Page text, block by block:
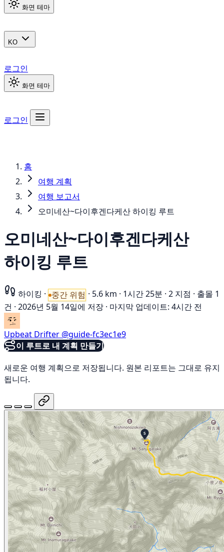
화면 테마
KO
로그인
화면 테마
로그인
홈
여행 계획
여행 보고서
오미네산~다이후겐다케산 하이킹 루트
오미네산~다이후겐다케산
하이킹 루트
하이킹 · 중간 위험 · 5.6 km · 1시간 25분 · 2 지점 · 출몰 1
건 · 2026년 5월 14일에 저장 · 마지막 업데이트: 4시간 전
Upbeat Drifter @guide-fc3ec1e9
이 루트로 내 계획 만들기
새로운 여행 계획으로 저장됩니다. 원본 리포트는 그대로 유지
됩니다.